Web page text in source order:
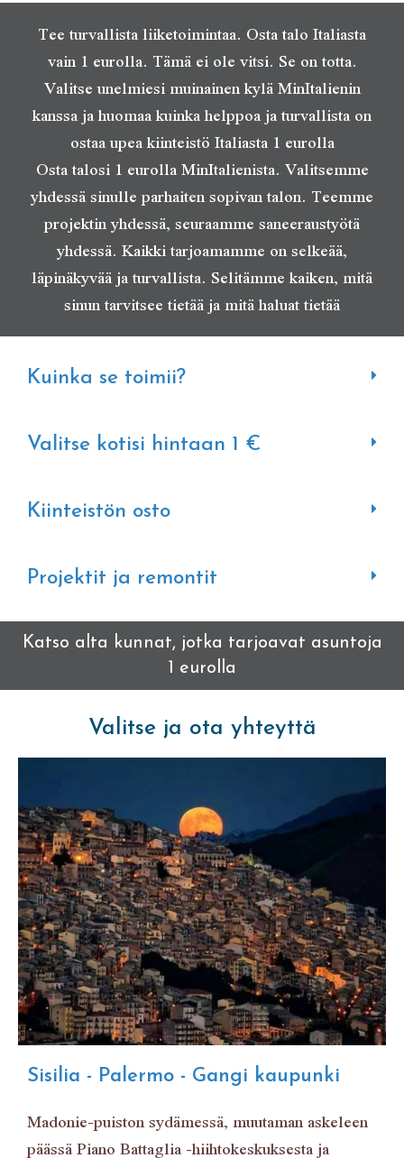
Tee turvallista liiketoimintaa. Osta talo Italiasta
vain 1 eurolla. Tämä ei ole vitsi. Se on totta.
Valitse unelmiesi muinainen kylä MinItalienin
kanssa ja huomaa kuinka helppoa ja turvallista on
ostaa upea kiinteistö Italiasta 1 eurolla
Osta talosi 1 eurolla MinItalienista. Valitsemme
yhdessä sinulle parhaiten sopivan talon. Teemme
projektin yhdessä, seuraamme saneeraustyötä
yhdessä. Kaikki tarjoamamme on selkeää,
läpinäkyvää ja turvallista. Selitämme kaiken, mitä
sinun tarvitsee tietää ja mitä haluat tietää
Kuinka se toimii?
Valitse kotisi hintaan 1 €
Kiinteistön osto
Projektit ja remontit
Katso alta kunnat, jotka tarjoavat asuntoja
1 eurolla
Valitse ja ota yhteyttä
Sisilia - Palermo - Gangi kaupunki
Madonie-puiston sydämessä, muutaman askeleen
päässä Piano Battaglia -hiihtokeskuksesta ja